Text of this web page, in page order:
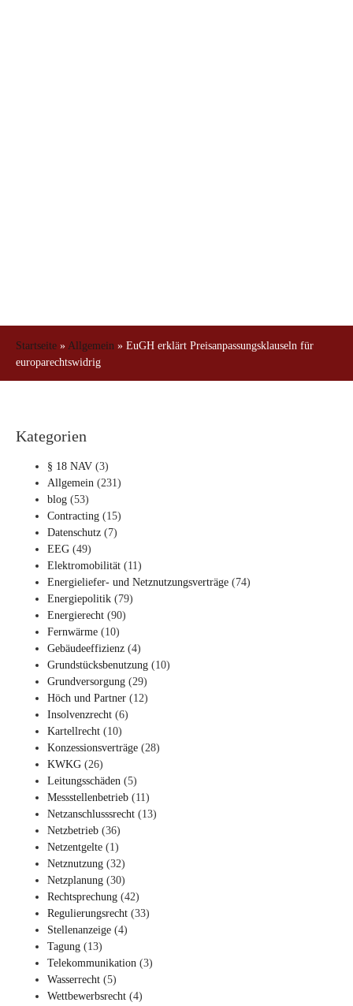
Startseite » Allgemein » EuGH erklärt Preisanpassungsklauseln für
europarechtswidrig
Kategorien
§ 18 NAV (3)
Allgemein (231)
blog (53)
Contracting (15)
Datenschutz (7)
EEG (49)
Elektromobilität (11)
Energieliefer- und Netznutzungsverträge (74)
Energiepolitik (79)
Energierecht (90)
Fernwärme (10)
Gebäudeeffizienz (4)
Grundstücksbenutzung (10)
Grundversorgung (29)
Höch und Partner (12)
Insolvenzrecht (6)
Kartellrecht (10)
Konzessionsverträge (28)
KWKG (26)
Leitungsschäden (5)
Messstellenbetrieb (11)
Netzanschlusssrecht (13)
Netzbetrieb (36)
Netzentgelte (1)
Netznutzung (32)
Netzplanung (30)
Rechtsprechung (42)
Regulierungsrecht (33)
Stellenanzeige (4)
Tagung (13)
Telekommunikation (3)
Wasserrecht (5)
Wettbewerbsrecht (4)